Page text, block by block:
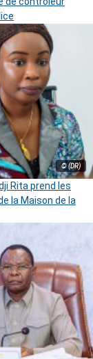
© (DR)
Rita prend les
la Maison de la